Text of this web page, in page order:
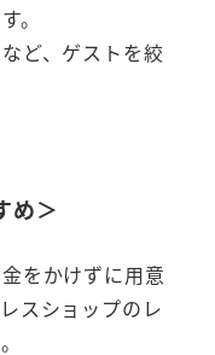
。
ど、ゲストを絞
め＞
をかけずに用意
スショップのレ